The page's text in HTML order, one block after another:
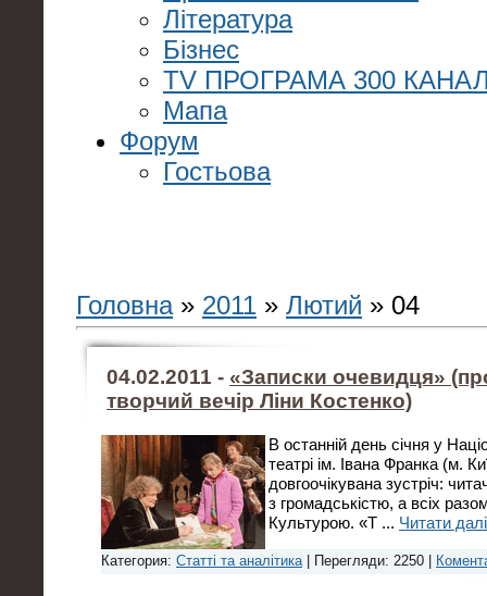
Література
Бізнес
TV ПРОГРАМА 300
Мапа
Форум
Гостьова
Головна» 2011 » Лютий » 04
04.02.2011 - «Записки очевидця»
творчий вечір Ліни Костенко)
В останній день січня у
театрі ім. Івана Франка (м.
довгоочікувана зустріч:
з громадськістю, а всіх
Культурою. «Т ... Читати
Категория: Статті та аналітика| Перегляди: 2250 |